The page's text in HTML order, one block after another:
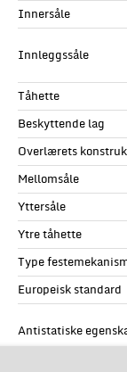
Innersåle
Innleggssåle
Tåhette
Beskyttende lag
Overlærets
Mellomsåle
Yttersåle
Ytre tåhette
Type
Europeisk standard
Antistatiske